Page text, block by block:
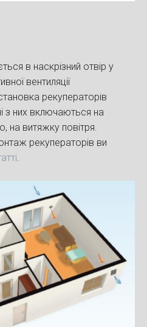
в наскрізний отвір у
вентиляції
рекуператорів
з них включаються на
на витяжку повітря.
рекуператорів ви
.